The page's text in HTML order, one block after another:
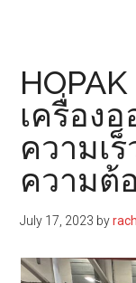
เครื่อง
ความเ
ความต้
July 17, 2023 by